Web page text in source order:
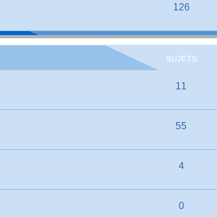
126
SUJETS
11
55
4
0